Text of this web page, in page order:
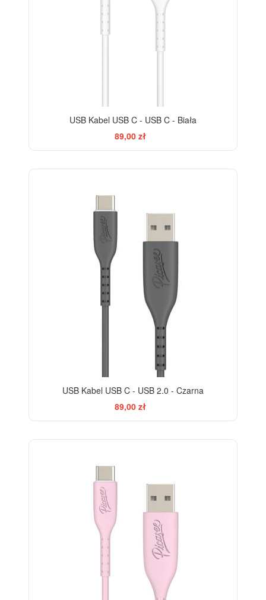
USB Kabel USB C - USB C - Biała
89,00 zł
USB Kabel USB C - USB 2.0 - Czarna
89,00 zł